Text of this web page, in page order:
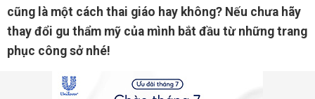
cũng là một cách thai giáo hay không? Nếu chưa hãy
thay đổi gu thẩm mỹ của mình bắt đầu từ những trang
phục công sở nhé!